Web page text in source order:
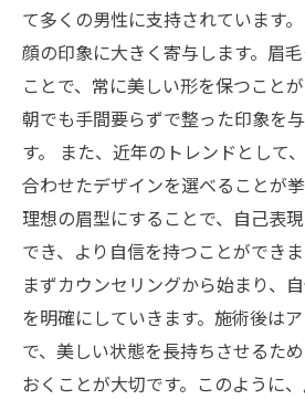
て多くの男性に支持されています
顔の印象に大きく寄与します。眉
ことで、常に美しい形を保つこと
朝でも手間要らずで整った印象を
す。 また、近年のトレンドとして
合わせたデザインを選べることが
理想の眉型にすることで、自己表
でき、より自信を持つことができま
まずカウンセリングから始まり、
を明確にしていきます。施術後は
で、美しい状態を長持ちさせるた
おくことが大切です。このように